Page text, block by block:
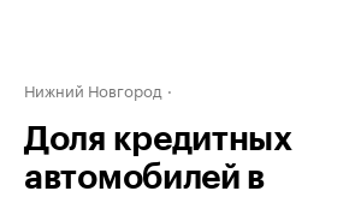
Нижний Новгород
Доля кредитных
автомобилей в